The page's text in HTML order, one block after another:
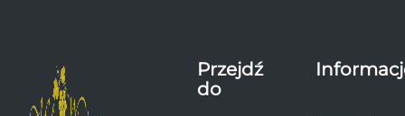
Przejdź
do